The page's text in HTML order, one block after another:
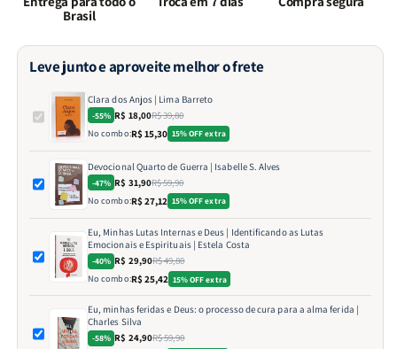
Brasil
Leve junto e aproveite melhor o frete
Clara dos Anjos | Lima Barreto
-55% R$ 18,00R$ 39,80
No combo:R$ 15,30 15% OFF extra
Devocional Quarto de Guerra | Isabelle S. Alves
-47% R$ 31,90R$ 59,90
No combo:R$ 27,12 15% OFF extra
Eu, Minhas Lutas Internas e Deus | Identificando as Lutas
Emocionais e Espirituais | Estela Costa
-40% R$ 29,90R$ 49,80
No combo:R$ 25,42 15% OFF extra
Eu, minhas feridas e Deus: o processo de cura para a alma ferida |
Charles Silva
-58% R$ 24,90R$ 59,90